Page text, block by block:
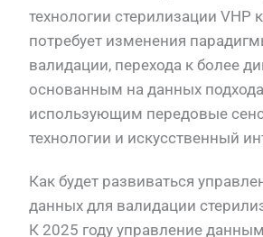
технологии стерилизации VHP
потребует изменения
валидации, перехода к более
основанным на данных
использующим передовые
технологии и искусственный
Как будет развиваться
данных для валидации
К 2025 году управление